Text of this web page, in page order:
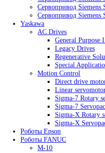
Renishaw Системы
SIEMENS
Simatic HMI
Comfort
Газовый
Сервопривод
Сервопривод
Сервопривод
Yaskawa
AC Drives
General
Legacy
Special
Motion Control